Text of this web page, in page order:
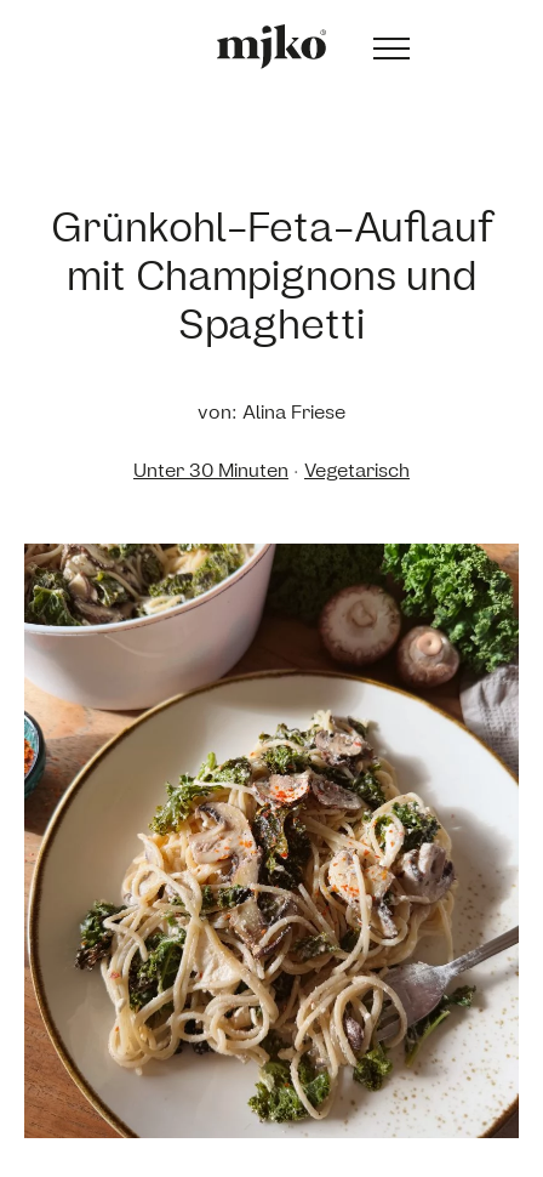
Grünkohl-Feta-Auflauf
mit Champignons und
Spaghetti
von: Alina Friese
Unter 30 Minuten · Vegetarisch